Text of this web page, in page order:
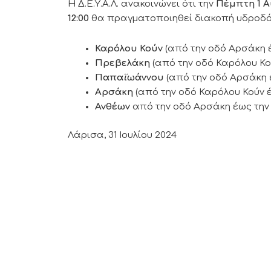
Η Δ.Ε.Υ.Α.Λ. ανακοινώνει ότι την Πέμπτη 1
12:00 θα πραγματοποιηθεί διακοπή
Καρόλου Κούν (από την οδό Αρσάκη
Πρεβελάκη (από την οδό Καρόλου
Παπαϊωάννου (από την οδό Αρσάκη
Αρσάκη (από την οδό Καρόλου Κούν
Ανθέων από την οδό Αρσάκη έως την
Λάρισα, 31 Ιουλίου 2024